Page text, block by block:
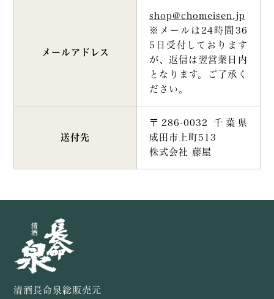
メールアドレス
shop@chomeisen.jp
※メールは24時間36
5日受付しております
が、返信は翌営業日内
となります。ご了承く
ださい。
送付先
〒286-0032 千葉県
成田市上町513
株式会社 藤屋
清酒長命泉総販売元